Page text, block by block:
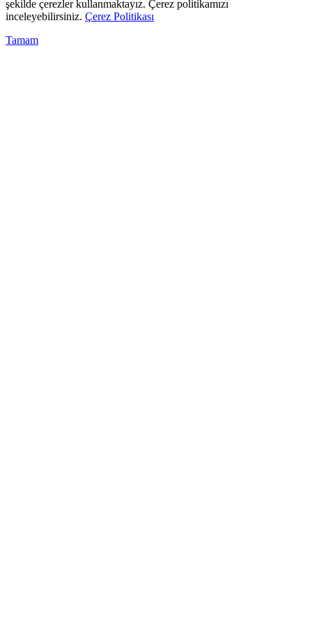
şekilde çerezler kullanmaktayız. Çerez politikamızı
inceleyebilirsiniz. Çerez Politikası
Tamam